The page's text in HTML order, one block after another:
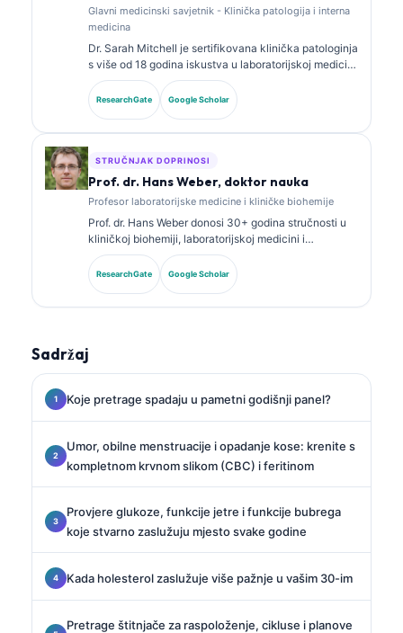
Glavni medicinski savjetnik - Klinička patologija i interna
medicina
Dr. Sarah Mitchell je sertifikovana klinička patologinja
s više od 18 godina iskustva u laboratorijskoj medicini
i dijagnostičkoj analizi. Ima specijalističke sertifikate
iz kliničke biohemije i opsežno je objavljivala radove
o panelima biomarkera i laboratorijskoj analizi u
ResearchGate Google Scholar
STRUČNJAK DOPRINOSI
Prof. dr. Hans Weber, doktor nauka
Profesor laboratorijske medicine i kliničke biohemije
Prof. dr. Hans Weber donosi 30+ godina stručnosti u
kliničkoj biohemiji, laboratorijskoj medicini i
istraživanju biomarkera. Bivši predsjednik Njemačkog
društva za kliničku hemiju, specijalizovan je za
analizu dijagnostičkih panela, standardizaciju
ResearchGate Google Scholar
Sadržaj
Koje pretrage spadaju u pametni godišnji panel?
Umor, obilne menstruacije i opadanje kose: krenite s
kompletnom krvnom slikom (CBC) i feritinom
Provjere glukoze, funkcije jetre i funkcije bubrega
koje stvarno zaslužuju mjesto svake godine
Kada holesterol zaslužuje više pažnje u vašim 30-im
Pretrage štitnjače za raspoloženje, cikluse i planove